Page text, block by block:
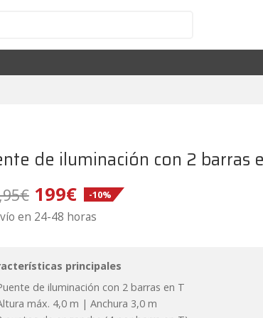
de iluminación con 2 barras
€ El
precio
era:
219,95€.
199€El
precio
es:
199€.
-10%
en 24-48 horas
principales
de iluminación con 2 barras en T
máx. 4,0 m | Anchura 3,0 m